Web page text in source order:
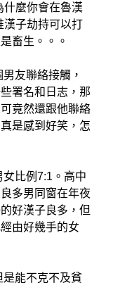
什麼你會在魯漢
漢子劫持可以打
畜生。。。
友聯絡接觸，
署名和日志，那
竟然還跟他聯絡
是感到好笑，怎
比例7:1。高中
多男同窗在年夜
好漢子良多，但
由好幾手的女
能不克不及貧